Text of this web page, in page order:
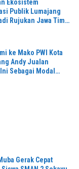
Ekosistem
Publik Lumajang
Rujukan Jawa Timur
ke Mako PWI Kota
Andy Jualan
Sebagai Modal
Gerak Cepat